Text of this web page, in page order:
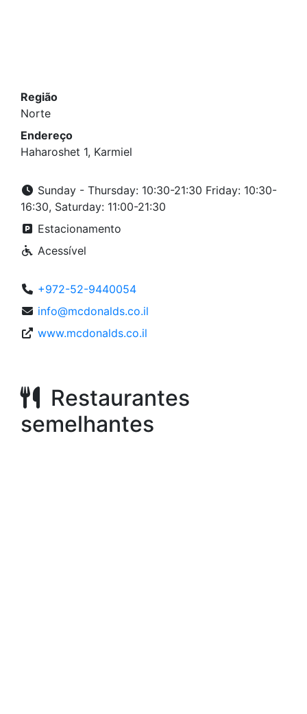
Região
Norte
Endereço
Haharoshet 1, Karmiel
Sunday - Thursday: 10:30-21:30 Friday: 10:30-
16:30, Saturday: 11:00-21:30
Estacionamento
Acessível
+972-52-9440054
info@mcdonalds.co.il
www.mcdonalds.co.il
Restaurantes
semelhantes